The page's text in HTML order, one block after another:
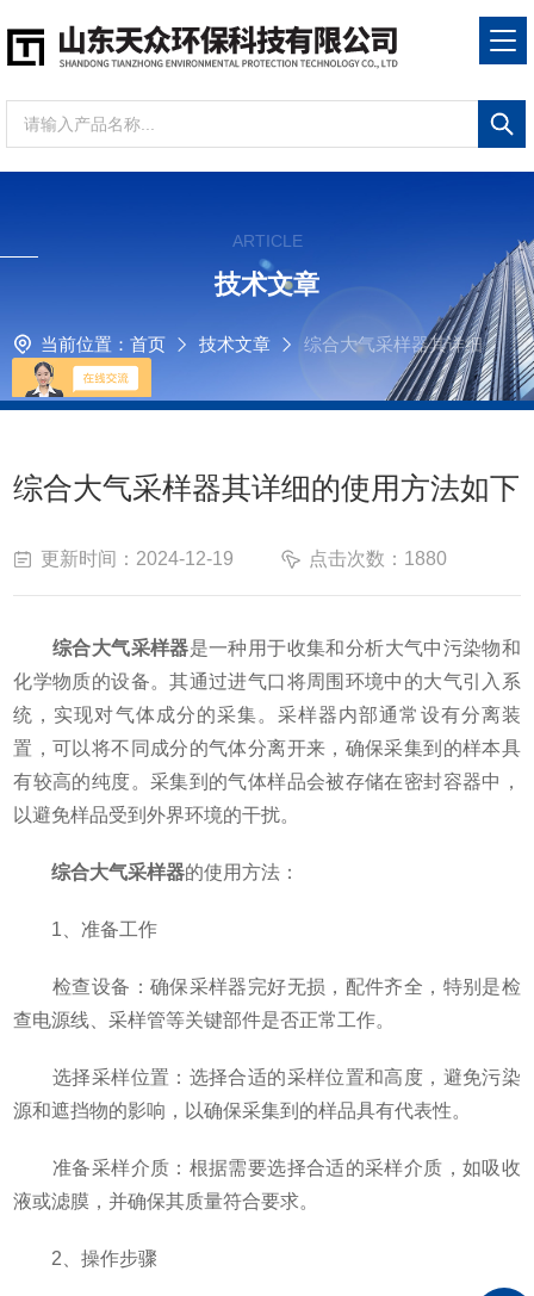
ARTICLE
技术文章
当前位置： 首页 技术文章
综合大气采样器其详细
的使用方法如下
综合大气采样器其详细的使用方法如下
更新时间：2024-12-19 点击次数：1880
综合大气采样器是一种用于收集和分析大气中污染物和
化学物质的设备。其通过进气口将周围环境中的大气引入系
统，实现对气体成分的采集。采样器内部通常设有分离装
置，可以将不同成分的气体分离开来，确保采集到的样本具
有较高的纯度。采集到的气体样品会被存储在密封容器中，
以避免样品受到外界环境的干扰。
综合大气采样器的使用方法：
1、准备工作
检查设备：确保采样器完好无损，配件齐全，特别是检
查电源线、采样管等关键部件是否正常工作。
选择采样位置：选择合适的采样位置和高度，避免污染
源和遮挡物的影响，以确保采集到的样品具有代表性。
准备采样介质：根据需要选择合适的采样介质，如吸收
液或滤膜，并确保其质量符合要求。
2、操作步骤